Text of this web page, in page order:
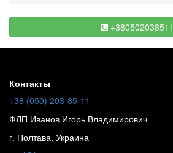
+380502038511
Контакты
+38 (050) 203-85-11
ФЛП Иванов Игорь Владимирович
г. Полтава, Украина